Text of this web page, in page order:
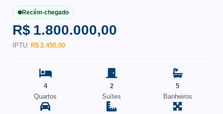
Recém-chegado
R$ 1.800.000,00
IPTU: R$ 2.450,00
4
Quartos
2
Suítes
5
Banheiros